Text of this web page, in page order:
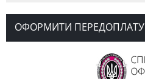
ОФОРМИТИ ПЕРЕДОПЛАТУ